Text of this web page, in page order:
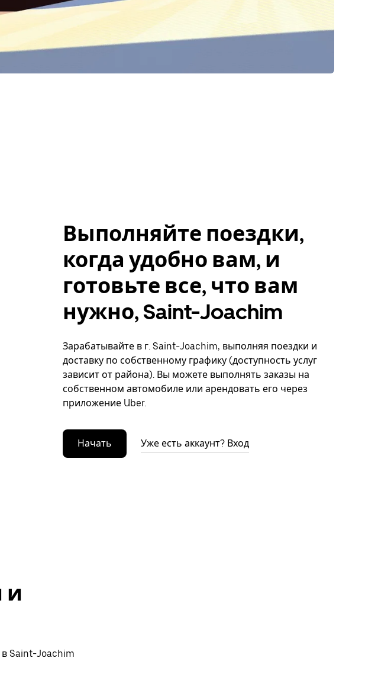
Выполняйте поездки,
когда удобно вам, и
готовьте все, что вам
нужно, Saint-Joachim
Зарабатывайте в г. Saint-Joachim, выполняя поездки и
доставку по собственному графику (доступность услуг
зависит от района). Вы можете выполнять заказы на
собственном автомобиле или арендовать его через
приложение Uber.
Начать Уже есть аккаунт? Вход
и
Saint-Joachim